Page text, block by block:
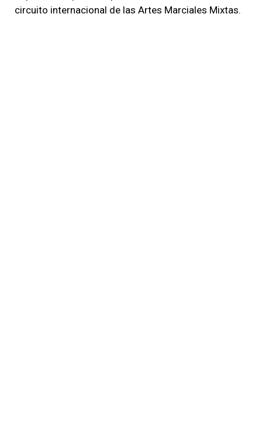
circuito internacional de las Artes Marciales Mixtas.